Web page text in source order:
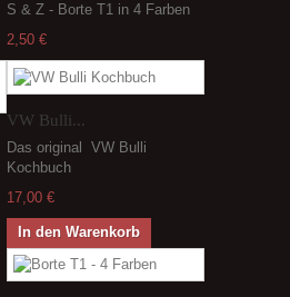
S & Z - Borte T1 in 4 Farben
2,50 €
VW Bulli...
Das original VW Bulli
Kochbuch
17,00 €
In den Warenkorb